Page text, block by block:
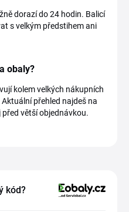
dorazí do 24 hodin. Balicí
s velkým předstihem ani
obaly?
kolem velkých nákupních
přehled najdeš na
větší objednávkou.
kód?